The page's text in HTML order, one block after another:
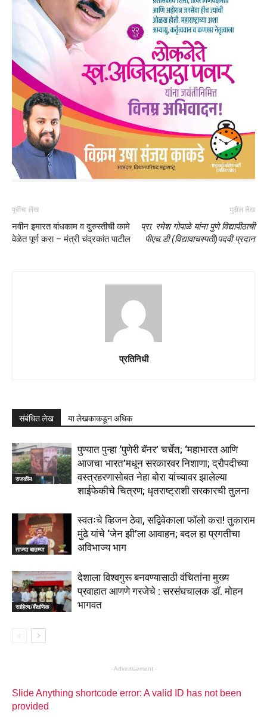
पूर्वीचा लेख
नवीन इमारत बांधकाम व दुरुस्तीची कामे
वेळेत पूर्ण करा – मंत्री चंद्रकांत पाटील
पुढील लेख
प्रा. रमेश गोपाळे यांना पुणे विद्यापीठाची
पीएच.डी (विद्यावाचस्पती)पदवी प्रदान
प्रतिनिधी
संबंधित लेख या लेखकाकडून अधिक
राजकीय
पुण्यात पुन्हा ‘पुणेरी बॅनर’ चर्चेत; ‘महाभारत आणि
आजचा भारत’मधून सरकारवर निशाणा; द्रौपदीच्या
वस्त्रहरणासोबत नेहा बोरा यांच्यावर झालेल्या
शाईफेकीचे चित्रण; धृतराष्ट्राशी सरकारची तुलना
ताज्या बातम्या
स्वतःचे व्हिजन ठेवा, सद्विवेकाला फॉलो करा! तुकाराम
मुंढे यांचे ‘जेन झी’ला आवाहन; बदल हा प्रगतीचा
अविभाज्य भाग
साहित्य/शैक्षणिक
देशाला विश्वगुरू बनवण्यासाठी वंचितांना मुख्य
प्रवाहात आणणे गरजेचे : सरसंघचालक डाॅ. मोहन
भागवत
- Advertisement -
Slide Anything shortcode error: A valid ID has not been
provided